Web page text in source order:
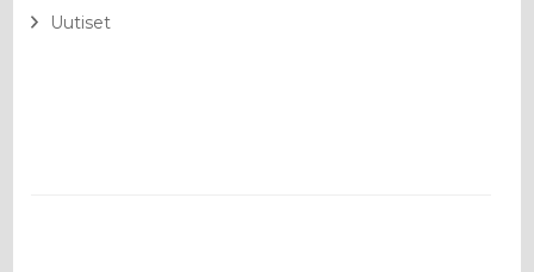
Uutiset